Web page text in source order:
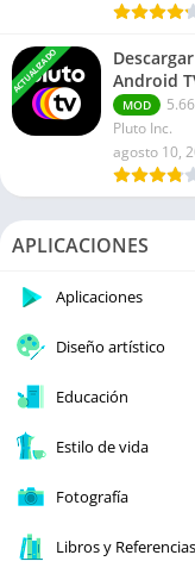
ACTUALIZADO
Android
MOD
Pluto Inc.
agosto 10,
APLICACIONES
Aplicaciones
Diseño artístico
Educación
Estilo de vida
Fotografía
Libros y Referencias